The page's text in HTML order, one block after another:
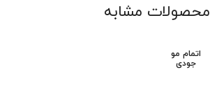
محصولات مشابه
اتمام مو
جودی